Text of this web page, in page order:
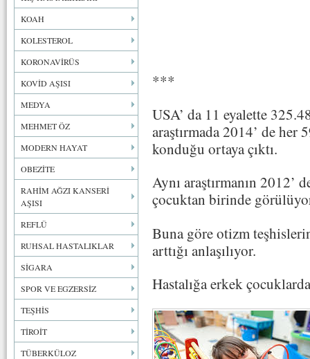
KOAH
KOLESTEROL
KORONAVİRÜS
KOVİD AŞISI
MEDYA
MEHMET ÖZ
MODERN HAYAT
OBEZİTE
RAHİM AĞZI KANSERİ
AŞISI
REFLÜ
RUHSAL HASTALIKLAR
SİGARA
SPOR VE EGZERSİZ
TEŞHİS
TİROİT
TÜBERKÜLOZ
***
USA’ da 11 eyalette
araştırmada 2014’ de
konduğu ortaya çıktı.
Aynı araştırmanın 2012’
çocuktan birinde
Buna göre otizm
arttığı anlaşılıyor.
Hastalığa erkek